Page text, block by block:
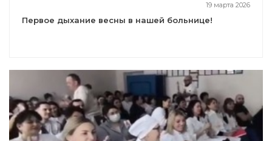
19 марта 2026
Первое дыхание весны в нашей больнице!